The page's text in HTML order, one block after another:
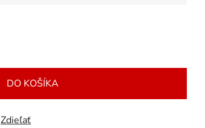
DO KOŠÍKA
Zdieľať